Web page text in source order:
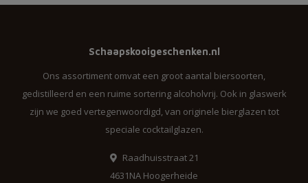
Schaapskooigeschenken.nl
Ons assortiment omvat een groot aantal biersoorten,
gedistilleerd en een ruime sortering alcoholvrij. Ook in glaswerk
zijn we goed vertegenwoordigd, van originele bierglazen tot
speciale cocktailglazen.
Raadhuisstraat 21
4631NA Hoogerheide